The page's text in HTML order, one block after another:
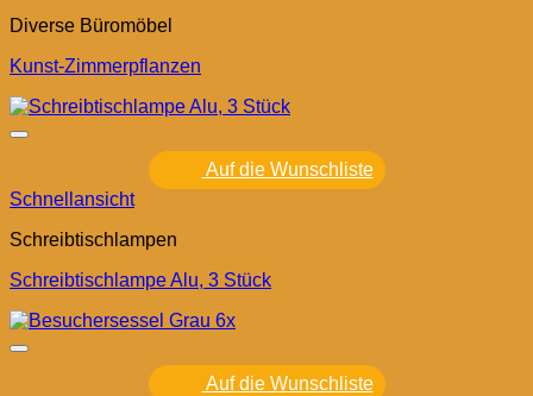
Diverse Büromöbel
Kunst-Zimmerpflanzen
Auf die Wunschliste
Schnellansicht
Schreibtischlampen
Schreibtischlampe Alu, 3 Stück
Auf die Wunschliste